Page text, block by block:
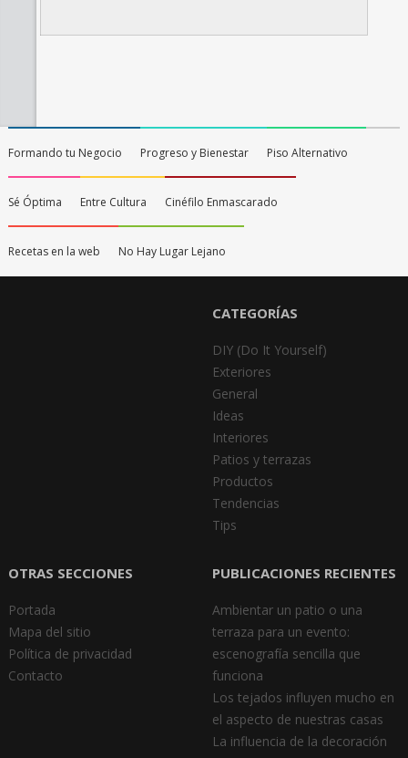
Formando tu Negocio Progreso y Bienestar Piso Alternativo
Sé Óptima Entre Cultura Cinéfilo Enmascarado
Recetas en la web No Hay Lugar Lejano
CATEGORÍAS
DIY (Do It Yourself)
Exteriores
General
Ideas
Interiores
Patios y terrazas
Productos
Tendencias
Tips
OTRAS SECCIONES
Portada
Mapa del sitio
Política de privacidad
Contacto
PUBLICACIONES RECIENTES
Ambientar un patio o una
terraza para un evento:
escenografía sencilla que
funciona
Los tejados influyen mucho en
el aspecto de nuestras casas
La influencia de la decoración